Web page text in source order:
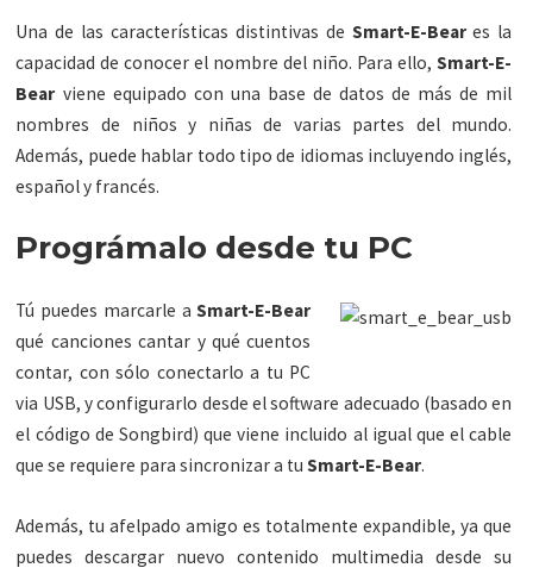
Una de las características distintivas de Smart-E-Beares la
capacidad de conocer el nombre del niño. Para ello, Smart-E-
Bear viene equipado con una base de datos de más de mil
nombres de niños y niñas de varias partes del mundo.
Además, puede hablar todo tipo de idiomas incluyendo inglés,
español y francés.
Prográmalo desde tu PC
Tú puedes marcarle aSmart-E-Bear
qué canciones cantar y qué cuentos
contar, con sólo conectarlo a tu PC
via USB, y configurarlo desde el software adecuado (basado en
el código de Songbird) que viene incluido al igual que el cable
que se requiere para sincronizar a tuSmart-E-Bear.
Además, tu afelpado amigo es totalmente expandible, ya que
puedes descargar nuevo contenido multimedia desde su